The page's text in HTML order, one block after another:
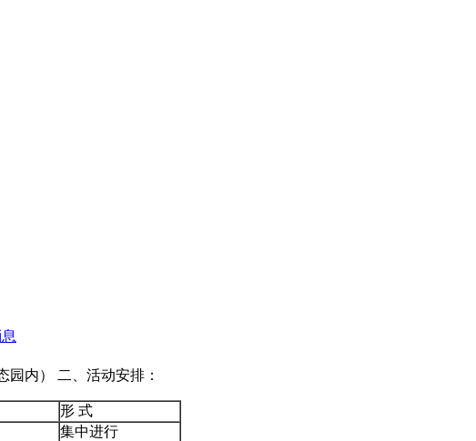
内） 二、活动安排：
形 式
集中进行